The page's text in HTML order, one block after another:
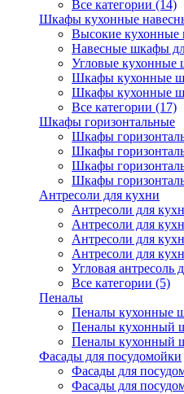
Все категории (14)
Шкафы кухонные
Высокие
Навесные шкафы
Угловые кухонные
Шкафы кухонные
Шкафы кухонные
Все категории (17)
Шкафы горизонтальные
Шкафы
Шкафы
Шкафы
Шкафы
Антресоли для кухни
Антресоли для
Антресоли для
Антресоли для
Антресоли для
Угловая антресоль
Все категории (5)
Пеналы
Пеналы кухонные
Пеналы кухонный
Пеналы кухонный
Фасады для посудомойки
Фасады для
Фасады для